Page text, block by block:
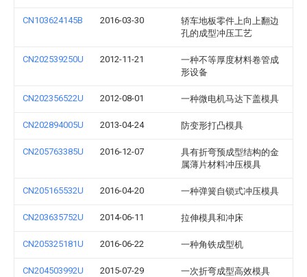
CN103624145B 2016-03-30
轿车地板零件上向上翻边
孔的成型冲压工艺
CN202539250U 2012-11-21
一种不等厚度材料卷管成
形设备
CN202356522U 2012-08-01 一种微电机马达下盖模具
CN202894005U 2013-04-24 防变形打凸模具
CN205763385U 2016-12-07
具有折弯预成型结构的金
属薄片材料冲压模具
CN205165532U 2016-04-20 一种弹簧自锁式冲压模具
CN203635752U 2014-06-11 拉伸模具和冲床
CN205325181U 2016-06-22 一种角铁成型机
CN204503992U 2015-07-29 一次折弯成型高效模具